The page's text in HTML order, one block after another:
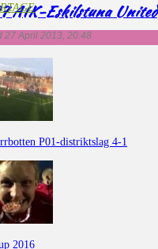
AIK-Eskilstuna United
27 April 2013, 20:48
P01-distriktslag 4-1
2016